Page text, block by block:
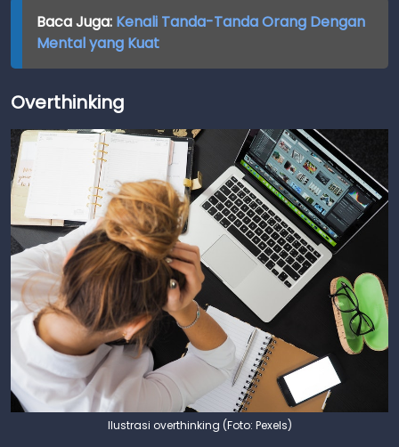
Baca Juga: Kenali Tanda-Tanda Orang Dengan
Mental yang Kuat
Overthinking
Ilustrasi overthinking (Foto: Pexels)